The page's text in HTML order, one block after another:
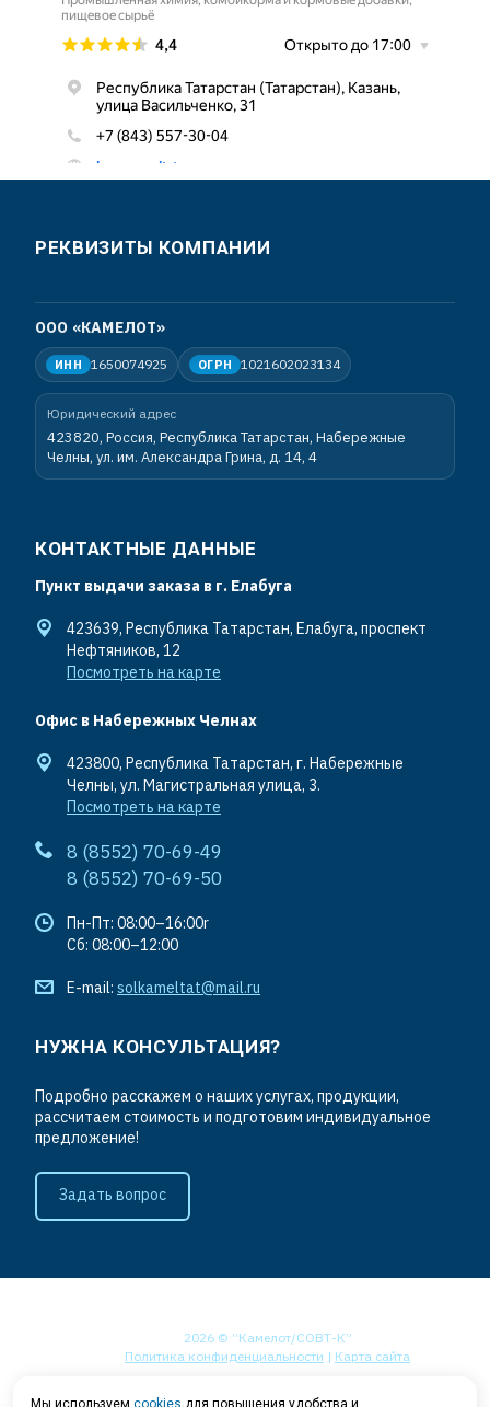
РЕКВИЗИТЫ КОМПАНИИ
ООО «КАМЕЛОТ»
ИНН 1650074925 ОГРН 1021602023134
Юридический адрес
423820, Россия, Республика Татарстан, Набережные
Челны, ул. им. Александра Грина, д. 14, 4
КОНТАКТНЫЕ ДАННЫЕ
Пункт выдачи заказа в г. Елабуга
423639, Республика Татарстан, Елабуга, проспект
Нефтяников, 12
Посмотреть на карте
Офис в Набережных Челнах
423800, Республика Татарстан, г. Набережные
Челны, ул. Магистральная улица, 3.
Посмотреть на карте
8 (8552) 70-69-49
8 (8552) 70-69-50
Пн-Пт: 08:00–16:00r
Сб: 08:00–12:00
E-mail: solkameltat@mail.ru
НУЖНА КОНСУЛЬТАЦИЯ?
Подробно расскажем о наших услугах, продукции,
рассчитаем стоимость и подготовим индивидуальное
предложение!
Задать вопрос
2026 © “Камелот/СОВТ-К”
Политика конфиденциальности | Карта сайта
Мы используем cookies для повышения удобства и